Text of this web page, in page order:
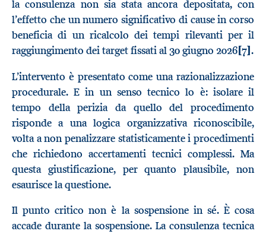
la consulenza non sia stata ancora depositata, con
l’effetto che un numero significativo di cause in corso
beneficia di un ricalcolo dei tempi rilevanti per il
raggiungimento dei target fissati al 30 giugno 2026[7].
L’intervento è presentato come una razionalizzazione
procedurale. E in un senso tecnico lo è: isolare il
tempo della perizia da quello del procedimento
risponde a una logica organizzativa riconoscibile,
volta a non penalizzare statisticamente i procedimenti
che richiedono accertamenti tecnici complessi. Ma
questa giustificazione, per quanto plausibile, non
esaurisce la questione.
Il punto critico non è la sospensione in sé. È cosa
accade durante la sospensione. La consulenza tecnica